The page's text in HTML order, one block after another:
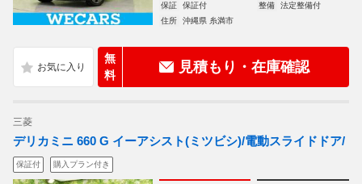
保証
保証付 整備
法定整備付
住所
沖縄県 糸満市
無
料
見積もり・在庫確認
三菱
デリカミニ 660 G イーアシスト(ミツビシ)/電動スライドドア/
保証付 購入プラン付き